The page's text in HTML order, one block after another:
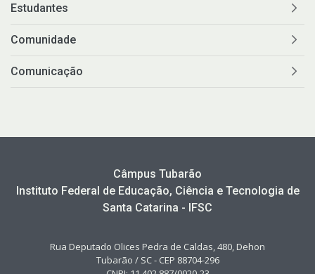
Estudantes
Comunidade
Comunicação
Câmpus Tubarão
Instituto Federal de Educação, Ciência e Tecnologia de
Santa Catarina - IFSC
Rua Deputado Olices Pedra de Caldas, 480, Dehon
Tubarão / SC - CEP 88704-296